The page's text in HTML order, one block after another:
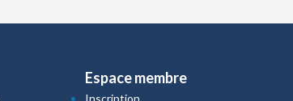
Espace membre
Inscription